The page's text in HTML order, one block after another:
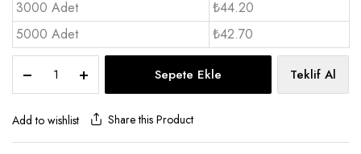
3000 Adet
₺44.20
5000 Adet
₺42.70
Bez
Çanta
30x40
Sepete Ekle Teklif Al
Add to wishlist Share this Product